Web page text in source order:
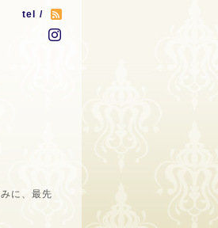
tel /
に、最先